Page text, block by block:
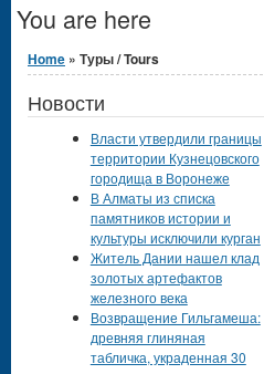
You are here
Home » Туры / Tours
Новости
Власти утвердили границы
территории Кузнецовского
городища в Воронеже
В Алматы из списка
памятников истории и
культуры исключили курган
Житель Дании нашел клад
золотых артефактов
железного века
Возвращение Гильгамеша:
древняя глиняная
табличка, украденная 30